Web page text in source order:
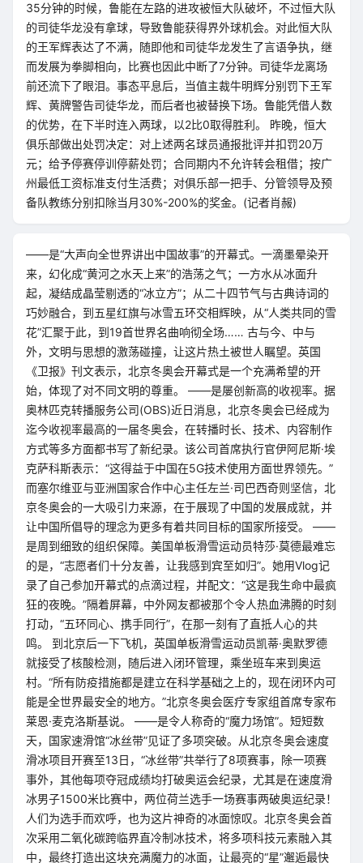
35分钟的时候，鲁能在左路的进攻被恒大队破坏，不过恒大队
的司徒华龙没有拿球，导致鲁能获得界外球机会。对此恒大队
的王军辉表达了不满，随即他和司徒华龙发生了言语争执，继
而发展为拳脚相向，比赛也因此中断了7分钟。司徒华龙离场
前还流下了眼泪。事态平息后，当值主裁牛明辉分别罚下王军
辉、黄牌警告司徒华龙，而后者也被替换下场。鲁能凭借人数
的优势，在下半时连入两球，以2比0取得胜利。 昨晚，恒大
俱乐部做出处罚决定：对上述两名球员通报批评并扣罚20万
元；给予停赛停训停薪处罚；合同期内不允许转会租借；按广
州最低工资标准支付生活费；对俱乐部一把手、分管领导及预
备队教练分别扣除当月30%-200%的奖金。(记者肖赧)
——是“大声向全世界讲出中国故事”的开幕式。一滴墨晕染开
来，幻化成“黄河之水天上来”的浩荡之气；一方水从冰面升
起，凝结成晶莹剔透的“冰立方”；从二十四节气与古典诗词的
巧妙融合，到五星红旗与冰雪五环交相辉映，从“人类共同的雪
花”汇聚于此，到19首世界名曲响彻全场…… 古与今、中与
外，文明与思想的激荡碰撞，让这片热土被世人瞩望。英国
《卫报》刊文表示，北京冬奥会开幕式是一个充满希望的开
始，体现了对不同文明的尊重。 ——是屡创新高的收视率。据
奥林匹克转播服务公司(OBS)近日消息，北京冬奥会已经成为
迄今收视率最高的一届冬奥会，在转播时长、技术、内容制作
方式等多方面都书写了新纪录。该公司首席执行官伊阿尼斯·埃
克萨科斯表示：“这得益于中国在5G技术使用方面世界领先。”
而塞尔维亚与亚洲国家合作中心主任左兰·司巴西奇则坚信，北
京冬奥会的一大吸引力来源，在于展现了中国的发展成就，并
让中国所倡导的理念为更多有着共同目标的国家所接受。 ——
是周到细致的组织保障。美国单板滑雪运动员特莎·莫德最难忘
的是，“志愿者们十分友善，让我感到宾至如归”。她用Vlog记
录了自己参加开幕式的点滴过程，并配文：“这是我生命中最疯
狂的夜晚。”隔着屏幕，中外网友都被那个令人热血沸腾的时刻
打动，“五环同心、携手同行”，在那一刻有了直抵人心的共
鸣。 到北京后一下飞机，英国单板滑雪运动员凯蒂·奥默罗德
就接受了核酸检测，随后进入闭环管理，乘坐班车来到奥运
村。“所有防疫措施都是建立在科学基础之上的，现在闭环内可
能是全世界最安全的地方。”北京冬奥会医疗专家组首席专家布
莱恩·麦克洛斯基说。 ——是令人称奇的“魔力场馆”。短短数
天，国家速滑馆“冰丝带”见证了多项突破。从北京冬奥会速度
滑冰项目开赛至13日，“冰丝带”共举行了8项赛事，除一项赛
事外，其他每项夺冠成绩均打破奥运会纪录，尤其是在速度滑
冰男子1500米比赛中，两位荷兰选手一场赛事两破奥运纪录！
人们为选手而欢呼，也为这片神奇的冰面惊叹。北京冬奥会首
次采用二氧化碳跨临界直冷制冰技术，将多项科技元素融入其
中，最终打造出这块充满魔力的冰面，让最亮的“星”邂逅最快